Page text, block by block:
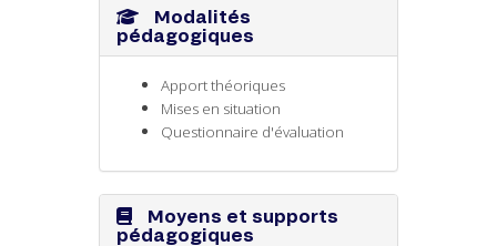
Modalités
pédagogiques
Apportthéoriques
Mises en situation
Questionnaire d'évaluation
Moyens et supports
pédagogiques